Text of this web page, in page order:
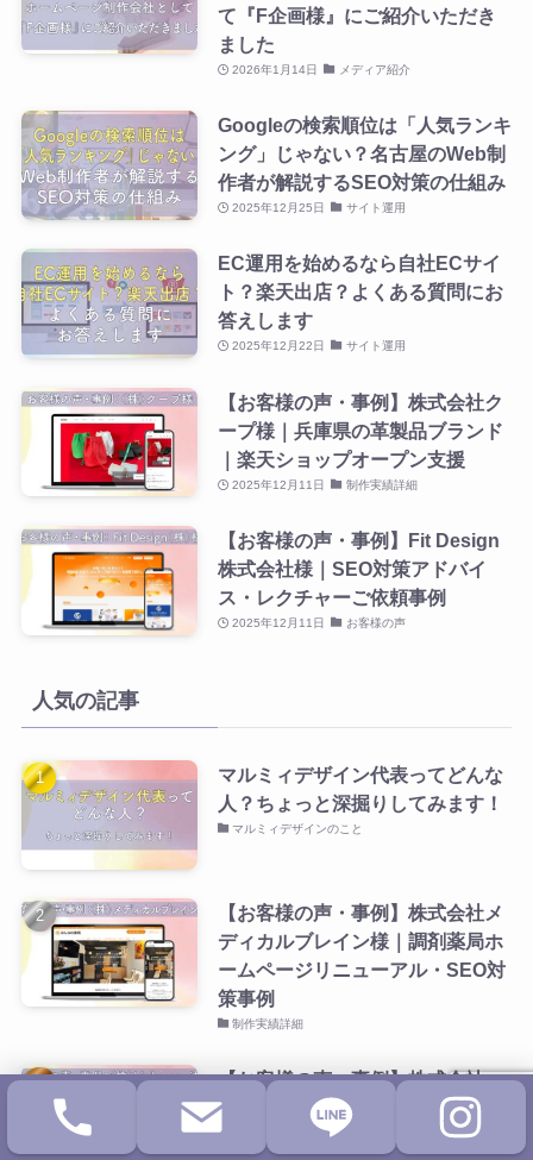
て『F企画様』にご紹介いただき
ました
2026年1月14日 メディア紹介
Googleの検索順位は「人気ランキ
ング」じゃない？名古屋のWeb制
作者が解説するSEO対策の仕組み
2025年12月25日 サイト運用
EC運用を始めるなら自社ECサイ
ト？楽天出店？よくある質問にお
答えします
2025年12月22日 サイト運用
【お客様の声・事例】株式会社ク
ープ様｜兵庫県の革製品ブランド
｜楽天ショップオープン支援
2025年12月11日 制作実績詳細
【お客様の声・事例】Fit Design
株式会社様｜SEO対策アドバイ
ス・レクチャーご依頼事例
2025年12月11日 お客様の声
人気の記事
マルミィデザイン代表ってどんな
人？ちょっと深掘りしてみます！
マルミィデザインのこと
【お客様の声・事例】株式会社メ
ディカルブレイン様｜調剤薬局ホ
ームページリニューアル・SEO対
策事例
制作実績詳細
【お客様の声・事例】株式会社
Linksenpai様｜ホームページ改修
の継続支援ご依頼事例